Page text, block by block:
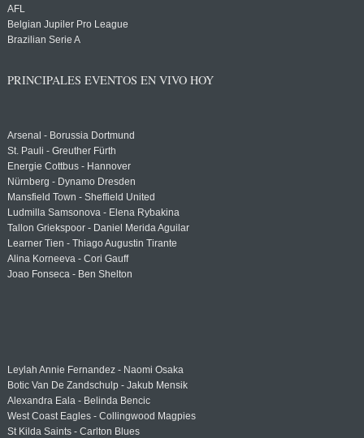
AFL
Belgian Jupiler Pro League
Brazilian Serie A
PRINCIPALES EVENTOS EN VIVO HOY
Arsenal - Borussia Dortmund
St. Pauli - Greuther Fürth
Energie Cottbus - Hannover
Nürnberg - Dynamo Dresden
Mansfield Town - Sheffield United
Ludmilla Samsonova - Elena Rybakina
Tallon Griekspoor - Daniel Merida Aguilar
Learner Tien - Thiago Augustin Tirante
Alina Korneeva - Cori Gauff
Joao Fonseca - Ben Shelton
Leylah Annie Fernandez - Naomi Osaka
Botic Van De Zandschulp - Jakub Mensik
Alexandra Eala - Belinda Bencic
West Coast Eagles - Collingwood Magpies
St Kilda Saints - Carlton Blues